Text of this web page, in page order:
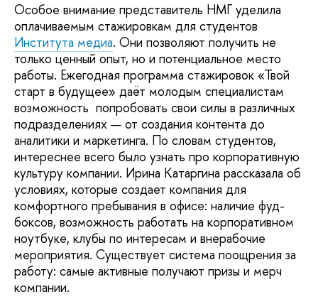
Особое внимание представитель НМГ уделила
оплачиваемым стажировкам для студентов
Института медиа. Они позволяют получить не
только ценный опыт, но и потенциальное место
работы. Ежегодная программа стажировок «Твой
старт в будущее» даёт молодым специалистам
возможность попробовать свои силы в различных
подразделениях — от создания контента до
аналитики и маркетинга. По словам студентов,
интереснее всего было узнать про корпоративную
культуру компании. Ирина Катаргина рассказала об
условиях, которые создает компания для
комфортного пребывания в офисе: наличие фуд-
боксов, возможность работать на корпоративном
ноутбуке, клубы по интересам и внерабочие
мероприятия. Существует система поощрения за
работу: самые активные получают призы и мерч
компании.